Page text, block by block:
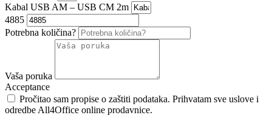
Kabal USB AM – USB CM 2m
4885
Potrebna količina?
Vaša poruka
Acceptance
Pročitao sam propise o zaštiti podataka. Prihvatam sve uslove i
odredbe All4Office online prodavnice.